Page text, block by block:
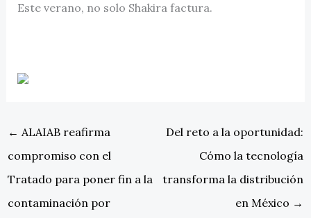
Este verano, no solo Shakira factura.
← ALAIAB reafirma
compromiso con el
Tratado para poner fin a la
contaminación por
Del reto a la oportunidad:
Cómo la tecnología
transforma la distribución
en México →